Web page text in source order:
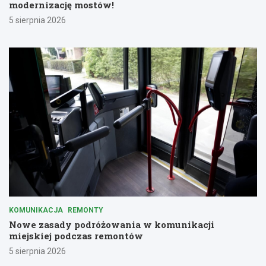
modernizację mostów!
5 sierpnia 2026
KOMUNIKACJA REMONTY
Nowe zasady podróżowania w komunikacji
miejskiej podczas remontów
5 sierpnia 2026